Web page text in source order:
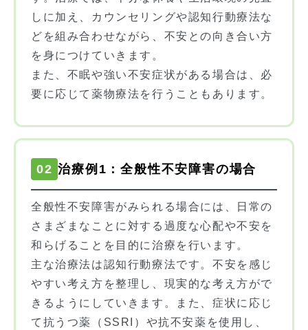
しに加え、カウンセリングや認知行動療法な
どを組み合わせながら、不安との向き合い方
を身につけていきます。
また、不眠や強い不安症状がある場合は、必
要に応じて薬物療法を行うこともあります。
02 治療例1：全般性不安障害の場合
全般性不安障害がみられる場合には、日常の
さまざまなことに対する過度な心配や不安を
和らげることを目的に治療を行います。
主な治療法は認知行動療法です。不安を感じ
やすい考え方を整理し、現実的な考え方がで
きるようにしていきます。また、症状に応じ
て抗うつ薬（SSRI）や抗不安薬を使用し、